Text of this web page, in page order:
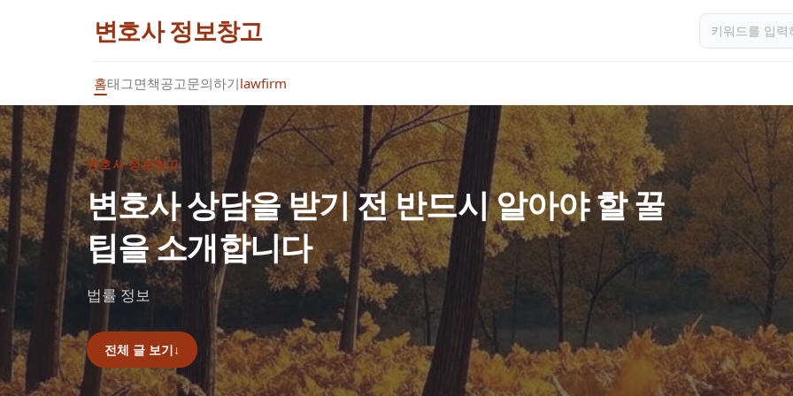
변호사 정보창고
홈태그면책공고문의하기lawfirm
변호사 정보창고
변호사 상담을 받기 전 반드시 알아야 할 꿀
팁을 소개합니다
법률 정보
전체 글 보기↓